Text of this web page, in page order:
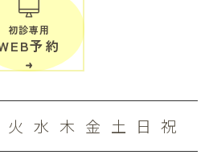
初診専用
予約
火 水 木 金 土 日 祝